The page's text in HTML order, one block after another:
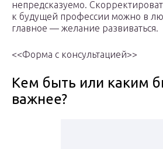
непредсказуемо.
к будущей профессии можно в
главное — желание развиваться.
<<Форма с консультацией>>
Кем быть или каким
важнее?